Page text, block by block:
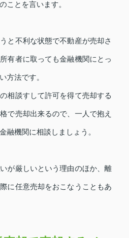
ことを言います。
と不利な状態で不動産が売却さ
有者に取っても金融機関にとっ
方法です。
相談すして許可を得て売却する
で売却出来るので、一人で抱え
融機関に相談しましょう。
が厳しいという理由のほか、離
に任意売却をおこなうこともあ